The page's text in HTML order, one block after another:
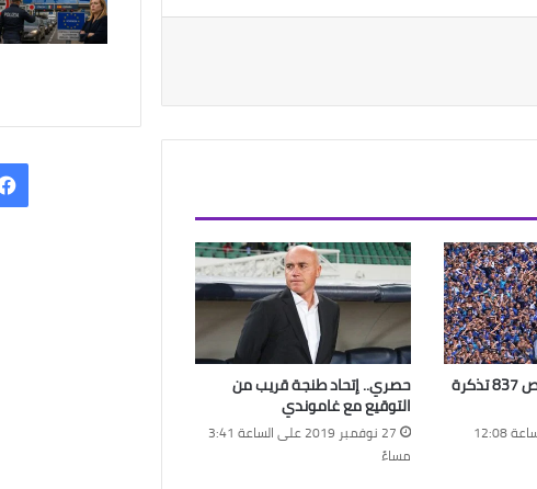
مولودية وجدة تخصص 837 تذكرة
3 مايو 2023 على الساعة 12:08
حصري.. إتحاد طنجة قريب من
التوقيع مع غاموندي
27 نوفمبر 2019 على الساعة 3:41
مساءً